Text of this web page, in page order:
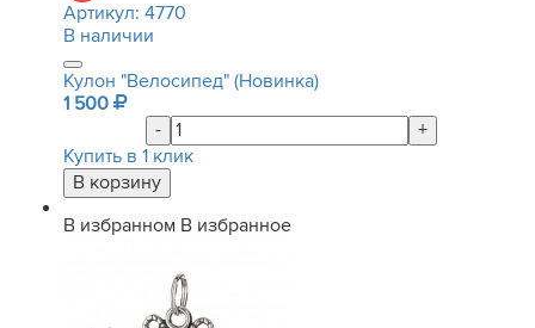
Артикул: 4770
В наличии
Кулон "Велосипед" (Новинка)
1 500
-
+
Купить в 1 клик
В избранном В избранное